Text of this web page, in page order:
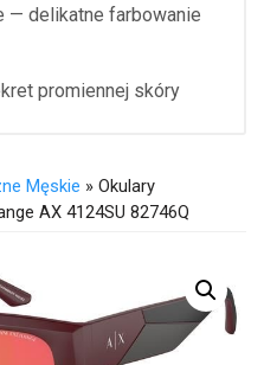
— delikatne farbowanie
promiennej skóry
Męskie » Okulary
AX 4124SU 82746Q